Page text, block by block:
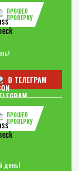
ПРОШЕЛ
ПРОВЕРКУ
В ТЕЛЕГРАМ
ПРОШЕЛ
ПРОВЕРКУ
день!